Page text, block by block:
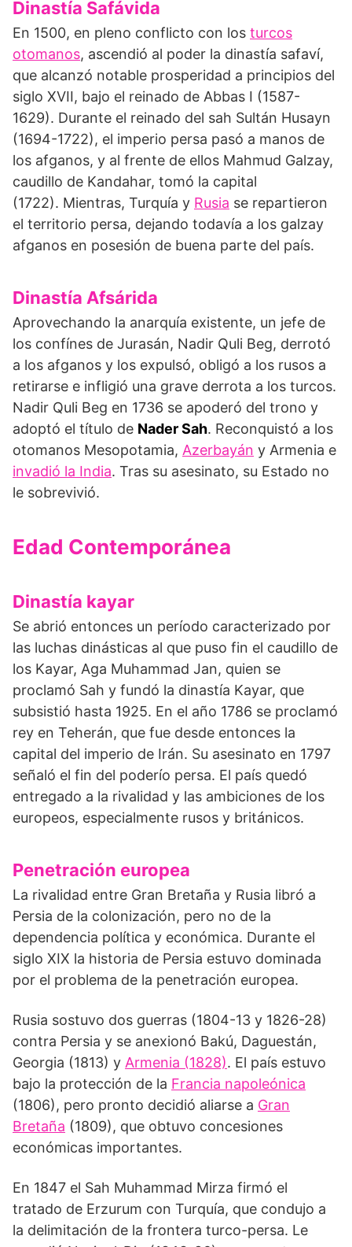
Dinastía Safávida
En 1500, en pleno conflicto con los turcos
otomanos, ascendió al poder la dinastía safaví,
que alcanzó notable prosperidad a principios del
siglo XVII, bajo el reinado de Abbas I (1587-
1629). Durante el reinado del sah Sultán Husayn
(1694-1722), el imperio persa pasó a manos de
los afganos, y al frente de ellos Mahmud Galzay,
caudillo de Kandahar, tomó la capital
(1722). Mientras, Turquía y Rusia se repartieron
el territorio persa, dejando todavía a los galzay
afganos en posesión de buena parte del país.
Dinastía Afsárida
Aprovechando la anarquía existente, un jefe de
los confínes de Jurasán, Nadir Quli Beg, derrotó
a los afganos y los expulsó, obligó a los rusos a
retirarse e infligió una grave derrota a los turcos.
Nadir Quli Beg en 1736 se apoderó del trono y
adoptó el título de Nader Sah. Reconquistó a los
otomanos Mesopotamia, Azerbayán y Armenia e
invadió la India. Tras su asesinato, su Estado no
le sobrevivió.
Edad Contemporánea
Dinastía kayar
Se abrió entonces un período caracterizado por
las luchas dinásticas al que puso fin el caudillo de
los Kayar, Aga Muhammad Jan, quien se
proclamó Sah y fundó la dinastía Kayar, que
subsistió hasta 1925. En el año 1786 se proclamó
rey en Teherán, que fue desde entonces la
capital del imperio de Irán. Su asesinato en 1797
señaló el fin del poderío persa. El país quedó
entregado a la rivalidad y las ambiciones de los
europeos, especialmente rusos y británicos.
Penetración europea
La rivalidad entre Gran Bretaña y Rusia libró a
Persia de la colonización, pero no de la
dependencia política y económica. Durante el
siglo XIX la historia de Persia estuvo dominada
por el problema de la penetración europea.
Rusia sostuvo dos guerras (1804-13 y 1826-28)
contra Persia y se anexionó Bakú, Daguestán,
Georgia (1813) y Armenia (1828). El país estuvo
bajo la protección de la Francia napoleónica
(1806), pero pronto decidió aliarse a Gran
Bretaña (1809), que obtuvo concesiones
económicas importantes.
En 1847 el Sah Muhammad Mirza firmó el
tratado de Erzurum con Turquía, que condujo a
la delimitación de la frontera turco-persa. Le